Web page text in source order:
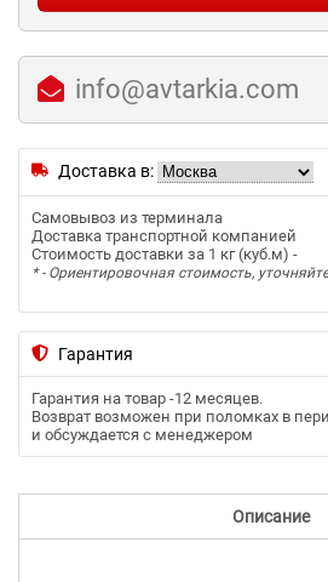
info@avtarkia.com
Доставка в:
Самовывоз из терминала
Доставка транспортной компанией
Стоимость доставки за 1 кг (куб.м) -
* - Ориентировочная стоимость,
Гарантия
Гарантия на товар -12 месяцев.
Возврат возможен при поломках в
и обсуждается с менеджером
Описание